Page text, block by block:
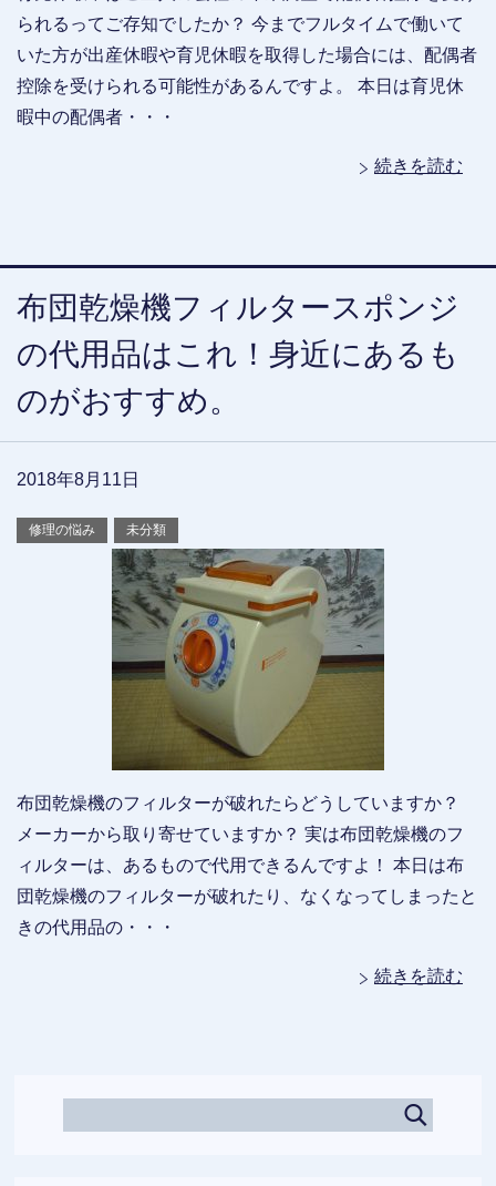
られるってご存知でしたか？ 今までフルタイムで働いて
いた方が出産休暇や育児休暇を取得した場合には、配偶者
控除を受けられる可能性があるんですよ。 本日は育児休
暇中の配偶者・・・
続きを読む
布団乾燥機フィルタースポンジ
の代用品はこれ！身近にあるも
のがおすすめ。
2018年8月11日
修理の悩み 未分類
布団乾燥機のフィルターが破れたらどうしていますか？
メーカーから取り寄せていますか？ 実は布団乾燥機のフ
ィルターは、あるもので代用できるんですよ！ 本日は布
団乾燥機のフィルターが破れたり、なくなってしまったと
きの代用品の・・・
続きを読む